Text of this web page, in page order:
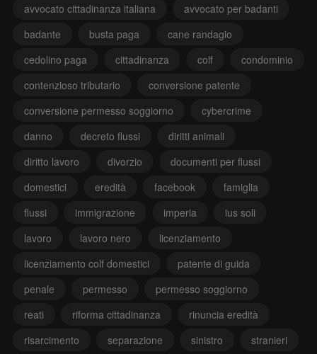
avvocato cittadinanza italiana
avvocato per badanti
badante
busta paga
cane randagio
cedolino paga
cittadinanza colf
condominio
contenzioso tributario
conversione patente
conversione permesso soggiorno
cybercrime
danno
decreto flussi
diritti animali
diritto lavoro
divorzio
documenti per flussi
domestici
eredità facebook
famiglia
flussi
immigrazione imperia
ius soli
lavoro
lavoro nero
licenziamento
licenziamento colf domestici
patente di guida
penale
permesso
permesso soggiorno
reati
riforma cittadinanza
rinuncia eredità
risarcimento
separazione sinistro stranieri